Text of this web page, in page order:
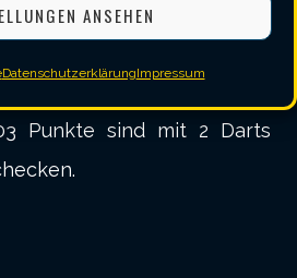
ANSEHEN
DatenschutzerklärungImpressum
ersten Dart nämlich die
Punkte sind mit 2 Darts